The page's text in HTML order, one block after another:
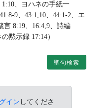
、ヨハネの手紙一
9、43:1,10、44:1-2、エ
言 8:19、16:4,9、詩編
黙示録 17:14）
聖句検索
イン してくださ